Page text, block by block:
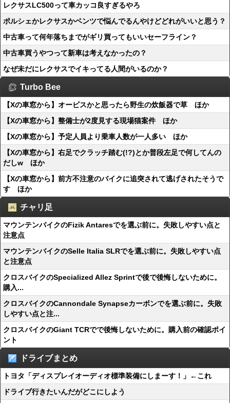
レクサスLC500って車カッコ良すぎるやろ
ポルシェかレクサスかベンツで悩んでるんやけどどれがいいと思う？
中古車って何年落ちまでがギリ買ってもいいセーフライン？
中古車買うやつって新車は考えなかったの？
なぜ未だにレクサスでイキってる人間がいるのか？
Turbo Bee
【Xの車窓から】オービスかと思ったら野生の炊飯器で草 ほか
【Xの車窓から】整備士が2度見する現場猫案件 ほか
【Xの車窓から】予定人員より乗車人数が一人多い ほか
【Xの車窓から】右足でクラッチ踏む(!?)とか普段左足で何してんの
だしw ほか
【Xの車窓から】前方不注意のバイクに追突されて逃げされたそうで
す ほか
チャリ足
マウンテンバイクのFizik Antaresでを選ぶ前に。失敗しやすい点と
注意点
マウンテンバイクのSelle Italia SLRでを選ぶ前に。失敗しやすい点
と注意点
クロスバイクのSpecialized Allez Sprintで後で後悔しないために。
購入...
クロスバイクのCannondale Synapseカーボンでを選ぶ前に。失敗
しやすい点と注...
クロスバイクのGiant TCRでで後悔しないために。購入前の確認ポイ
ント
ドライブまとめ
トヨタ「ディスプレイオーディオ標準装備にしまーす！」←これ
ドライブ行きたいんだがどこにしよう